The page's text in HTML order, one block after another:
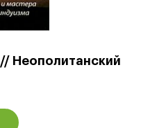
Неополитанский